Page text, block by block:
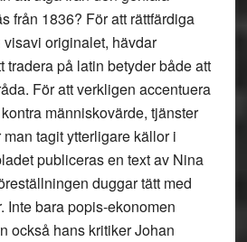
från 1836? För att rättfärdiga
originalet, hävdar
tradera på latin betyder både att
För att verkligen accentuera
människovärde, tjänster
tagit ytterligare källor i
publiceras en text av Nina
duggar tätt med
Inte bara popis-ekonomen
också hans kritiker Johan